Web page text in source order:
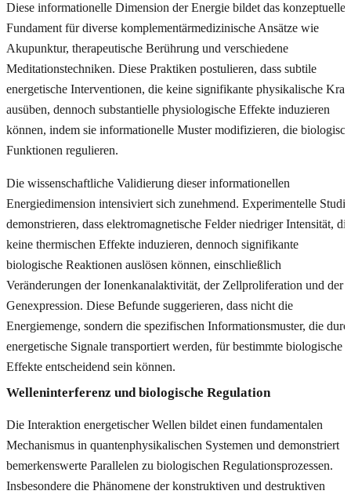
Diese informationelle Dimension der Energie bildet das konzeptuelle
Fundament für diverse komplementärmedizinische Ansätze wie
Akupunktur, therapeutische Berührung und verschiedene
Meditationstechniken. Diese Praktiken postulieren, dass subtile
energetische Interventionen, die keine signifikante physikalische Kraft
ausüben, dennoch substantielle physiologische Effekte induzieren
können, indem sie informationelle Muster modifizieren, die
Funktionen regulieren.
Die wissenschaftliche Validierung dieser informationellen
Energiedimension intensiviert sich zunehmend. Experimentelle
demonstrieren, dass elektromagnetische Felder niedriger Intensität, die
keine thermischen Effekte induzieren, dennoch signifikante
biologische Reaktionen auslösen können, einschließlich
Veränderungen der Ionenkanalaktivität, der Zellproliferation und der
Genexpression. Diese Befunde suggerieren, dass nicht die
Energiemenge, sondern die spezifischen Informationsmuster, die
energetische Signale transportiert werden, für bestimmte biologische
Effekte entscheidend sein können.
Welleninterferenz und biologische Regulation
Die Interaktion energetischer Wellen bildet einen fundamentalen
Mechanismus in quantenphysikalischen Systemen und demonstriert
bemerkenswerte Parallelen zu biologischen Regulationsprozessen.
Insbesondere die Phänomene der konstruktiven und destruktiven